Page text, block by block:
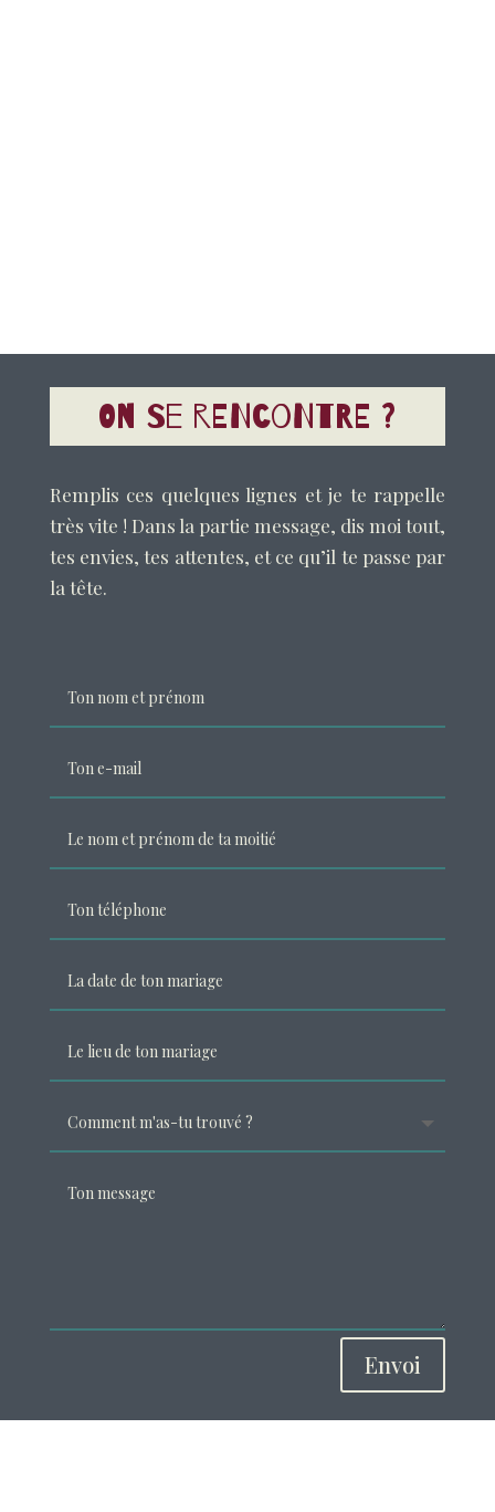
On se rencontre ?
Remplis ces quelques lignes et je te rappelle
très vite ! Dans la partie message, dis moi tout,
tes envies, tes attentes, et ce qu’il te passe par
la tête.
Envoi